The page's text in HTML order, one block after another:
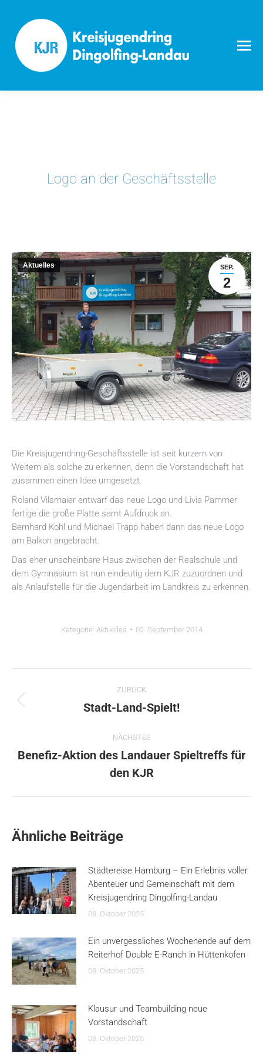
Logo an der Geschäftsstelle
SEP.
2
Aktuelles
Die Kreisjugendring-Geschäftsstelle ist seit kurzem von
Weitem als solche zu erkennen, denn die Vorstandschaft hat
zusammen einen Idee umgesetzt.
Roland Vilsmaier entwarf das neue Logo und Livia Pammer
fertige die große Platte samt Aufdruck an.
Bernhard Kohl und Michael Trapp haben dann das neue Logo
am Balkon angebracht.
Das eher unscheinbare Haus zwischen der Realschule und
dem Gymnasium ist nun eindeutig dem KJR zuzuordnen und
als Anlaufstelle für die Jugendarbeit im Landkreis zu erkennen.
Kategorie: Aktuelles 02. September 2014
ZURÜCK
Vorheriger
Stadt-Land-Spielt!
NÄCHSTES
Nächster
Beitrag:
Benefiz-Aktion des Landauer Spieltreffs für
den KJR
Ähnliche Beiträge
Städtereise Hamburg – Ein Erlebnis voller
Abenteuer und Gemeinschaft mit dem
Kreisjugendring Dingolfing-Landau
08. Oktober 2025
Ein unvergessliches Wochenende auf dem
Reiterhof Double E-Ranch in Hüttenkofen
08. Oktober 2025
Klausur und Teambuilding neue
Vorstandschaft
08. Oktober 2025